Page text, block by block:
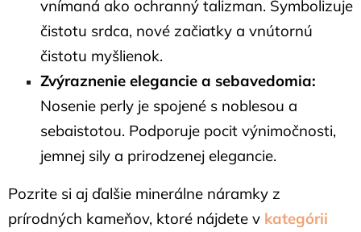
vnímaná ako ochranný talizman. Symbolizuje
čistotu srdca, nové začiatky a vnútornú
čistotu myšlienok.
Zvýraznenie elegancie a sebavedomia:
Nosenie perly je spojené s noblesou a
sebaistotou. Podporuje pocit výnimočnosti,
jemnej sily a prirodzenej elegancie.
Pozrite si aj ďalšie minerálne náramky z
prírodných kameňov, ktoré nájdete v kategórii